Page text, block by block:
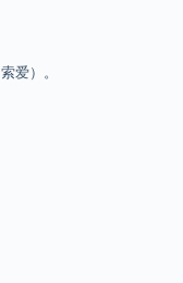
索爱）。